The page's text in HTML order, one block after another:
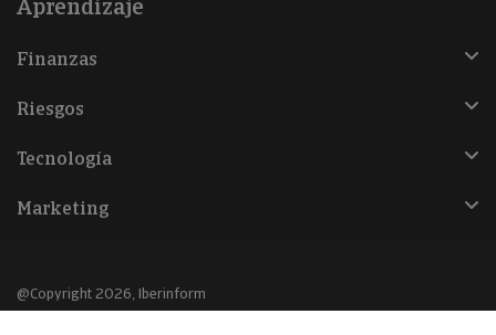
Aprendizaje
Finanzas
Riesgos
Tecnología
Marketing
@Copyright 2026, Iberinform